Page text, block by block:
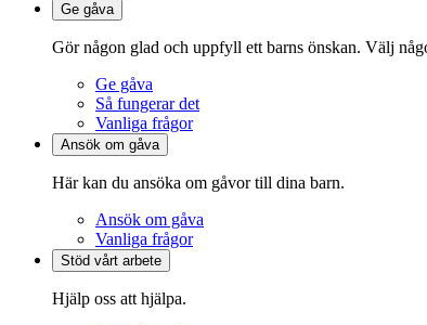
Ge gåva
Gör någon glad och uppfyll ett barns önskan. Välj
Ge gåva
Så fungerar det
Vanliga frågor
Ansök om gåva
Här kan du ansöka om gåvor till dina barn.
Ansök om gåva
Vanliga frågor
Stöd vårt arbete
Hjälp oss att hjälpa.